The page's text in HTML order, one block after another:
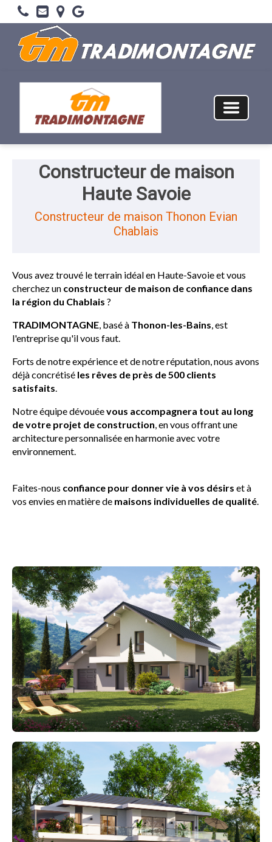
Constructeur de maison
Haute Savoie
Constructeur de maison Thonon Evian
Chablais
Vous avez trouvé le terrain idéal en Haute-Savoie et vous
cherchez un constructeur de maison de confiance dans
la région du Chablais ?
TRADIMONTAGNE, basé à Thonon-les-Bains, est
l'entreprise qu'il vous faut.
Forts de notre expérience et de notre réputation, nous avons
déjà concrétisé les rêves de près de 500 clients
satisfaits.
Notre équipe dévouéevous accompagnera tout au long
de votre projet de construction, en vous offrant une
architecture personnalisée en harmonie avec votre
environnement.
Faites-nous confiance pour donner vie à vos désirs et à
vos envies en matière de maisons individuelles de qualité.